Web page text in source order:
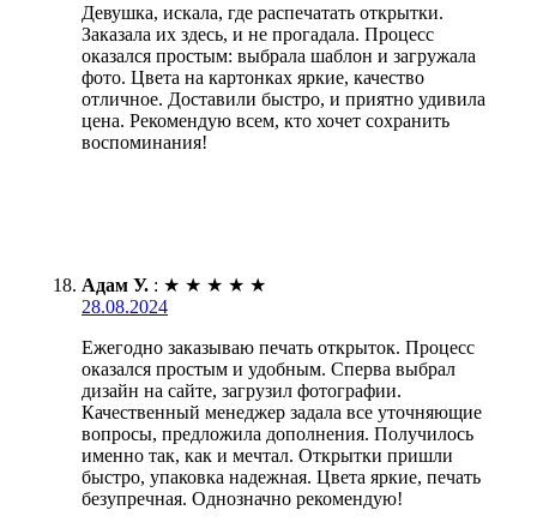
Девушка, искала, где распечатать открытки.
Заказала их здесь, и не прогадала. Процесс
оказался простым: выбрала шаблон и загружала
фото. Цвета на картонках яркие, качество
отличное. Доставили быстро, и приятно удивила
цена. Рекомендую всем, кто хочет сохранить
воспоминания!
Адам У. : ★ ★ ★ ★ ★
28.08.2024
Ежегодно заказываю печать открыток. Процесс
оказался простым и удобным. Сперва выбрал
дизайн на сайте, загрузил фотографии.
Качественный менеджер задала все уточняющие
вопросы, предложила дополнения. Получилось
именно так, как и мечтал. Открытки пришли
быстро, упаковка надежная. Цвета яркие, печать
безупречная. Однозначно рекомендую!